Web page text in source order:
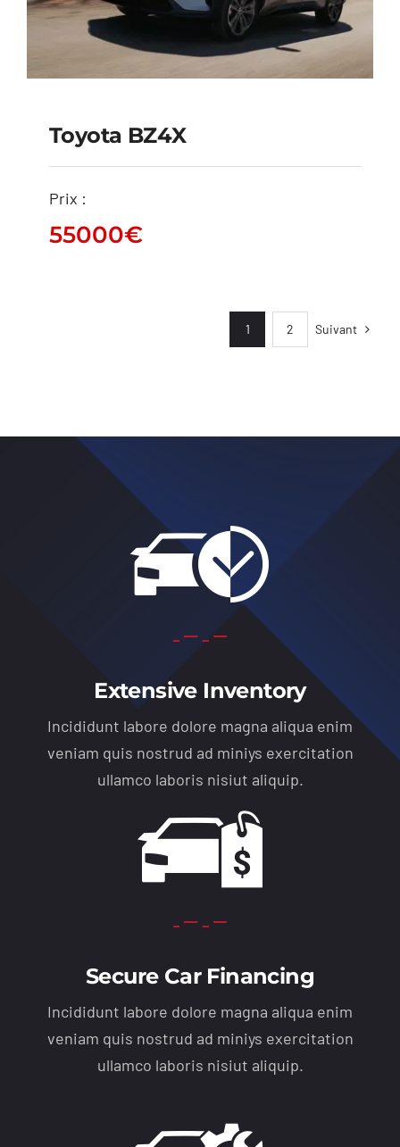
Toyota BZ4X
Prix :
55000€
1 2 Suivant
Extensive Inventory
Incididunt labore dolore magna aliqua enim
veniam quis nostrud ad miniys exercitation
ullamco laboris nisiut aliquip.
Secure Car Financing
Incididunt labore dolore magna aliqua enim
veniam quis nostrud ad miniys exercitation
ullamco laboris nisiut aliquip.